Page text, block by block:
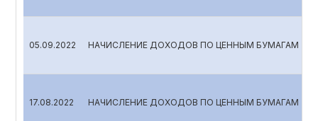
05.09.2022 НАЧИСЛЕНИЕ ДОХОДОВ ПО ЦЕННЫМ БУМАГАМ
17.08.2022 НАЧИСЛЕНИЕ ДОХОДОВ ПО ЦЕННЫМ БУМАГАМ